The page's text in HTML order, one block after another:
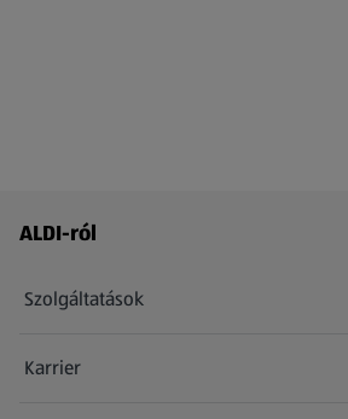
Láblécmenü - további linkek
ALDI-ról
Szolgáltatások
Karrier
(új oldalon nyílik meg)